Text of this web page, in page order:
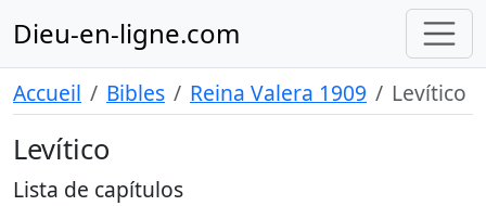
Dieu-en-ligne.com
Accueil Bibles Reina Valera 1909 Levítico
Levítico
Lista de capítulos